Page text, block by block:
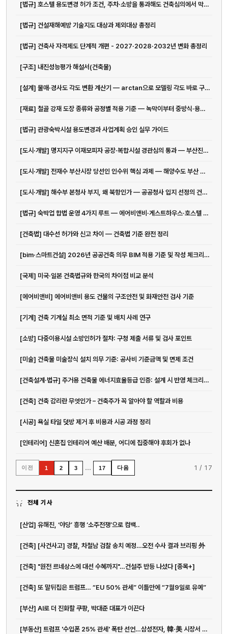
[법규] 호스텔 용도변경 허가 조건, 주차·소방을 통과해도 건축심의에서 막히는 이유
[법규] 건설재해예방 기술지도 대상과 제외대상 총정리
[법규] 건축사 자격제도 단계적 개편 - 2027·2028·2032년 변화 총정리
[구조] 내진성능평가 해설서(건축물)
[설계] 물매·경사도 각도 변환 계산기 — arctan으로 모델링 각도 바로 구하기
[재료] 철골 강재 도장 종류와 공정별 적용 기준 — 녹막이부터 중방식·용융아연도금까지
[법규] 관광숙박시설 용도변경과 사업계획 승인 실무 가이드
[도시·개발] 명지지구 이재모피자 공장·복합시설 경관심의 통과 — 부산진해경제자유구역 건축 현황
[도시·개발] 전재수 부산시장 당선인 인수위 핵심 과제 — 해양수도 부산 완성과 ...
[도시·개발] 해수부 본청사 부지, 왜 북항인가 — 공공청사 입지 선정의 건축·도시계획 기준
[법규] 숙박업 합법 운영 4가지 루트 — 에어비앤비·게스트하우스·호스텔 법규 완전 정리
[건축법] 대수선 허가와 신고 차이 — 건축법 기준 완전 정리
[bim·스마트건설] 2026년 공공건축 의무 BIM 적용 기준 및 작성 체크리스트
[국제] 미국·일본 건축법규와 한국의 차이점 비교 분석
[에어비앤비] 에어비앤비 용도 건물의 구조안전 및 화재안전 검사 기준
[기계] 건축 기계실 최소 면적 기준 및 배치 사례 연구
[소방] 다중이용시설 소방인허가 절차: 구청 제출 서류 및 검사 포인트
[미술] 건축물 미술장식 설치 의무 기준: 공사비 기준금액 및 면제 조건
[건축설계·법규] 주거용 건축물 에너지효율등급 인증: 설계 시 반영 체크리스트
[건축] 건축 감리란 무엇인가 – 건축주가 꼭 알아야 할 역할과 비용
[시공] 욕실 타일 덧방 제거 후 비용과 시공 과정 정리
[인테리어] 신혼집 인테리어 예산 배분, 어디에 집중해야 후회가 없나
이전 1 2 3 … 17 다음 1 / 17
전체 기사
[산업] 유해진, ‘야당’ 흥행 ‘소주전쟁’으로 컴백..
[건축] [사건사고] 경찰, 차철남 검찰 송치 예정…오전 수사 결과 브리핑 外
[건축] "원전 르네상스에 대선 수혜까지"…건설주 반등 나섰다 [종목+]
[건축] 또 말뒤집은 트럼프… “EU 50% 관세” 이틀만에 “7월9일로 유예”
[부산] AI로 더 진화할 쿠팡, 박대준 대표가 이끈다
[부동산] 트럼프 '수입폰 25% 관세' 폭탄 선언…삼성전자, 韓·美 시장서 고민 커...